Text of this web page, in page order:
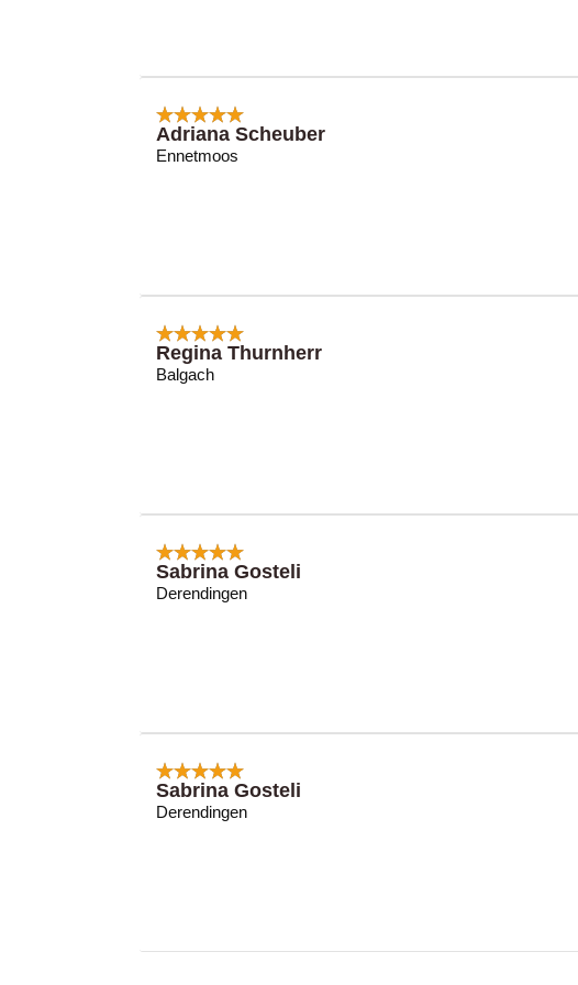
Adriana Scheuber
Ennetmoos
Regina Thurnherr
Balgach
Sabrina Gosteli
Derendingen
Sabrina Gosteli
Derendingen